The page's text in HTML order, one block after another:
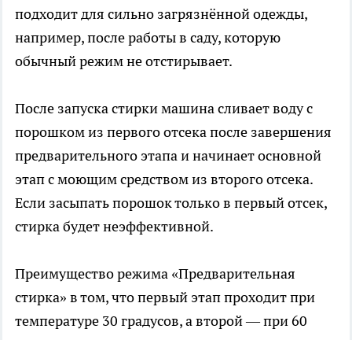
подходит для сильно загрязнённой одежды,
например, после работы в саду, которую
обычный режим не отстирывает.
После запуска стирки машина сливает воду с
порошком из первого отсека после завершения
предварительного этапа и начинает основной
этап с моющим средством из второго отсека.
Если засыпать порошок только в первый отсек,
стирка будет неэффективной.
Преимущество режима «Предварительная
стирка» в том, что первый этап проходит при
температуре 30 градусов, а второй — при 60